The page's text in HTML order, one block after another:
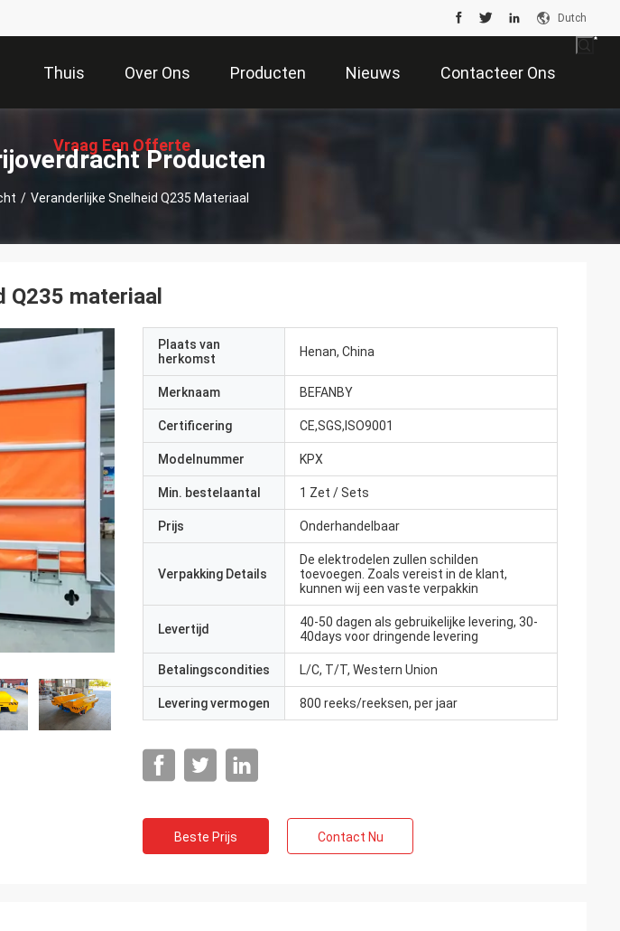
Dutch
Thuis Over Ons Producten Nieuws Contacteer Ons
Vraag Een OfferteProducten
/ Veranderlijke Snelheid Q235 Materiaal
Q235 materiaal
Plaats van
herkomst
Henan, China
Merknaam BEFANBY
Certificering CE,SGS,ISO9001
Modelnummer KPX
Min. bestelaantal 1 Zet / Sets
Prijs Onderhandelbaar
Verpakking Details
De elektrodelen zullen schilden
toevoegen. Zoals vereist in de klant,
kunnen wij een vaste verpakkin
Levertijd
40-50 dagen als gebruikelijke levering, 30-
40days voor dringende levering
Betalingscondities L/C, T/T, Western Union
Levering vermogen 800 reeks/reeksen, per jaar
Beste Prijs Contact Nu